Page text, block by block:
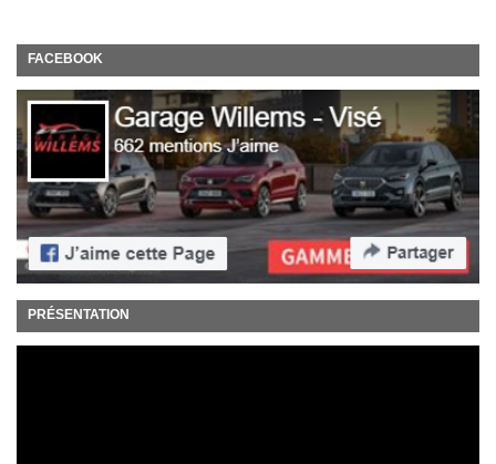
FACEBOOK
PRÉSENTATION